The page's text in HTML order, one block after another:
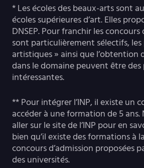
* Les écoles des beaux-arts sont
écoles supérieures d’art. Elles
DNSEP. Pour franchir les concours
sont particulièrement sélectifs, les
artistiques » ainsi que l’obtention
dans le domaine peuvent être des
intéressantes.
** Pour intégrer l’INP, il existe un
accéder à une formation de 5 ans.
aller sur le site de l’INP pour en
bien qu’il existe des formations à
concours d’admission proposées
des universités.